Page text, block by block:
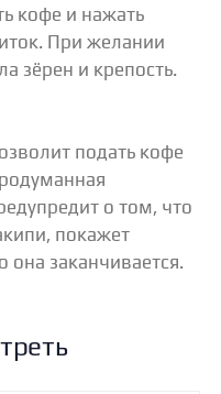
кофе и нажать
При желании
зёрен и крепость.
подать кофе
о том, что
покажет
заканчивается.